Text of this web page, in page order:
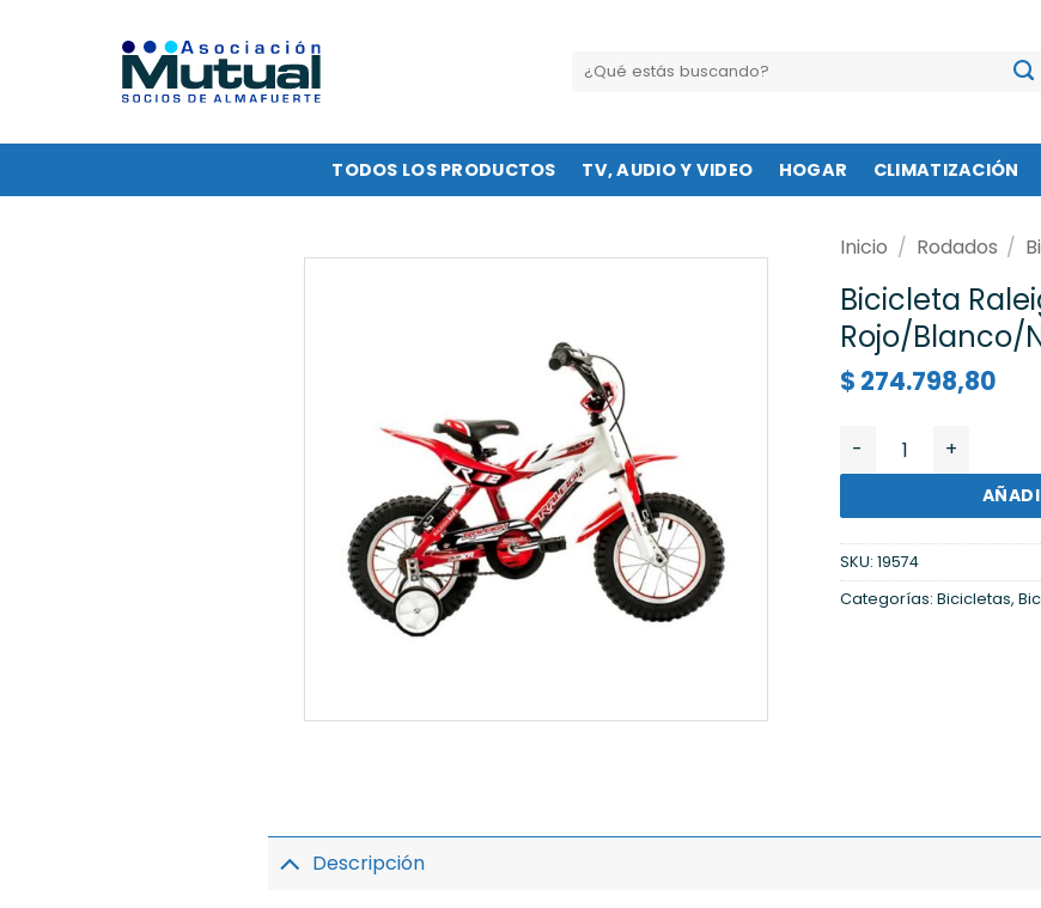
Buscar
por:
TODOS LOS PRODUCTOS TV, AUDIO Y VIDEO HOGAR CLIMATIZACIÓN
Inicio / Rodados /
Bicicleta
Rojo/Blanco/
$ 274.798,80
Bicicleta Raleigh
SKU: 19574
Categorías: Bicicletas,
Descripción